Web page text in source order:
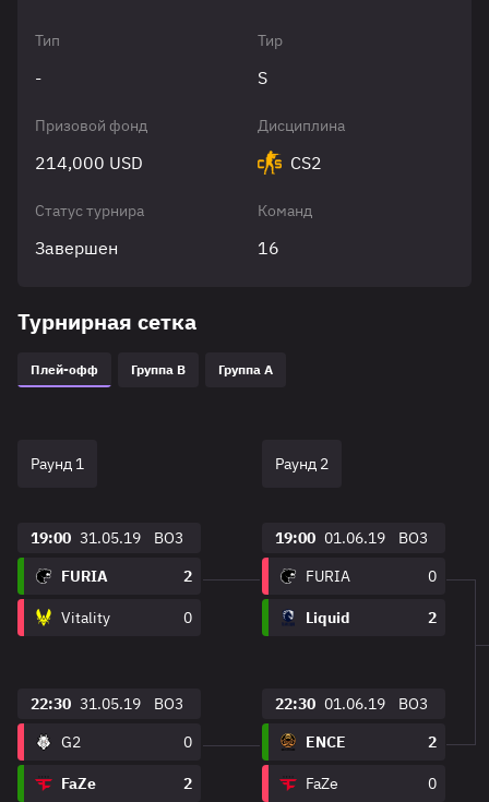
Тип
-
Тир
S
Призовой фонд
214,000 USD
Дисциплина
CS2
Статус турнира
Завершен
Команд
16
Турнирная сетка
Плей-офф Группа B Группа A
Раунд 1
19:00 31.05.19
BO3
FURIA
2
Vitality 0
22:30 31.05.19
BO3
G2
0
FaZe 2
Раунд 2
19:00 01.06.19
BO3
FURIA
0
Liquid 2
22:30 01.06.19
BO3
ENCE
2
FaZe 0